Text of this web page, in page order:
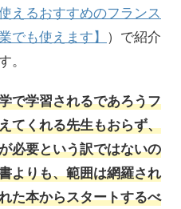
えるおすすめのフランス
でも使えます】 ）で紹介
で学習されるであろうフ
てくれる先生もおらず、
必要という訳ではないの
よりも、範囲は網羅され
た本からスタートするべ